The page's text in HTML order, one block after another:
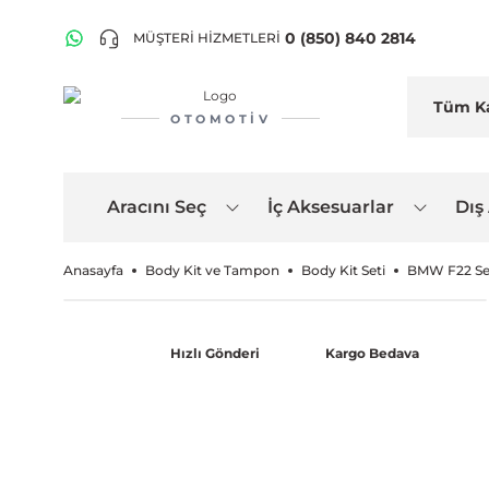
MÜŞTERİ HİZMETLERİ 0 (850) 840 2814
OTOMOTIV
Aracını Seç İç Aksesuarlar
Anasayfa Body Kit ve Tampon Body Kit Seti BMW F22
Hızlı Gönderi Kargo Bedava